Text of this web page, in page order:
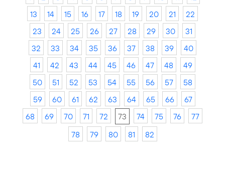
13
14 15 16 17 18 19 20 21
22
23
24 25 26 27 28 29 30
31
32
33 34 35 36 37 38 39
40
41
42 43 44 45 46 47 48
49
50
51 52 53 54 55 56 57
58
59
60 61 62 63 64 65 66
67
68
69 70 71 72 73 74 75 76
77
78
79 80 81 82